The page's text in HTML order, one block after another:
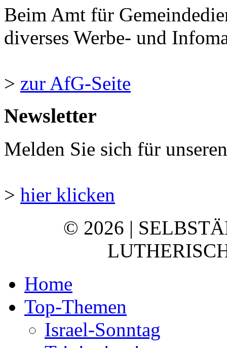
Beim Amt für
diverses Werbe- und
> zur AfG-Seite
Newsletter
Melden Sie sich für
> hier klicken
© 2026 |
Home
Top-Themen
Israel-Sonntag